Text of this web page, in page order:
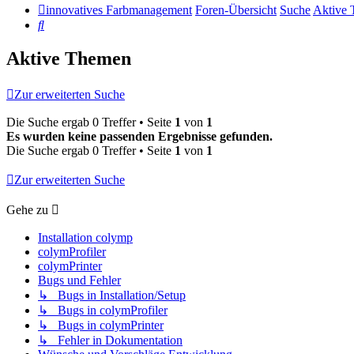
innovatives Farbmanagement Foren-Übersicht SucheAktive
Suche
Aktive Themen
Zur erweiterten Suche
Die Suche ergab 0 Treffer • Seite 1 von 1
Es wurden keine passenden Ergebnisse gefunden.
Die Suche ergab 0 Treffer • Seite 1 von 1
Zur erweiterten Suche
Gehe zu
Installation colymp
colymProfiler
colymPrinter
Bugs und Fehler
↳ Bugs in Installation/Setup
↳ Bugs in colymProfiler
↳ Bugs in colymPrinter
↳ Fehler in Dokumentation